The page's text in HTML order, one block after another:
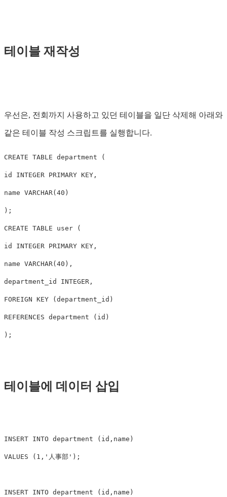
테이블 재작성
우선은, 전회까지 사용하고 있던 테이블을 일단 삭제해 아래와
같은 테이블 작성 스크립트를 실행합니다.
CREATE TABLE department (
id INTEGER PRIMARY KEY ,
name VARCHAR (40 )
);
CREATE TABLE user (
id INTEGER PRIMARY KEY ,
name VARCHAR (40 ),
department_id INTEGER ,
FOREIGN KEY (department_id )
REFERENCES department ( id )
);
테이블에 데이터 삽입
INSERT INTO department ( id , name )
VALUES ( 1 , '人事部' );
INSERT INTO department ( id , name )